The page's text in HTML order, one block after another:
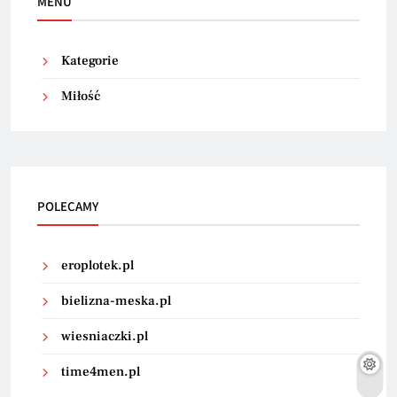
Kategorie
Miłość
POLECAMY
eroplotek.pl
bielizna-meska.pl
wiesniaczki.pl
time4men.pl